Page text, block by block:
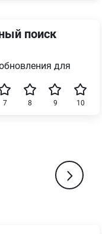
поиск
для
10
9
8
7